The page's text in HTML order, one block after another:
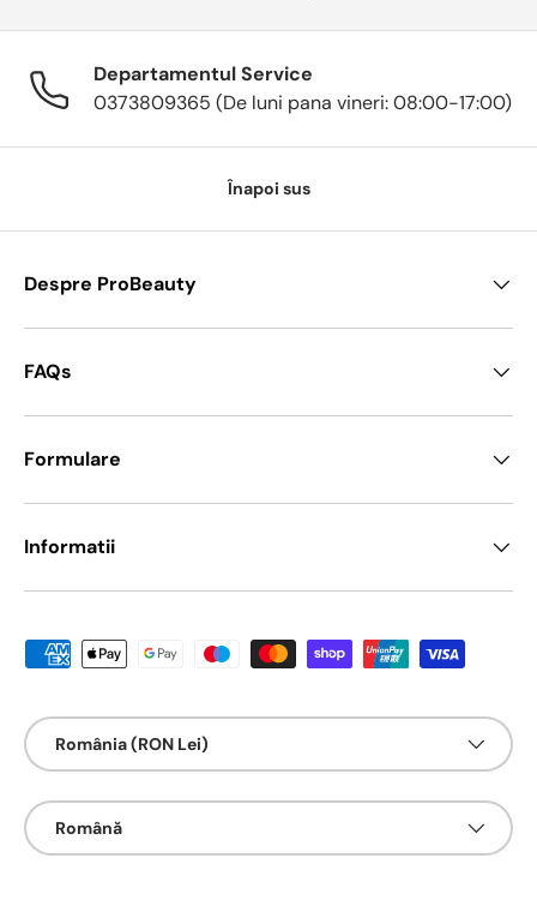
Departamentul Service
0373809365 (De luni pana vineri: 08:00-17:00)
Înapoi sus
Despre ProBeauty
FAQs
Formulare
Informatii
Metode de platā acceptate
Țarǎ/Regiune
România (RON Lei)
Limbā
Română